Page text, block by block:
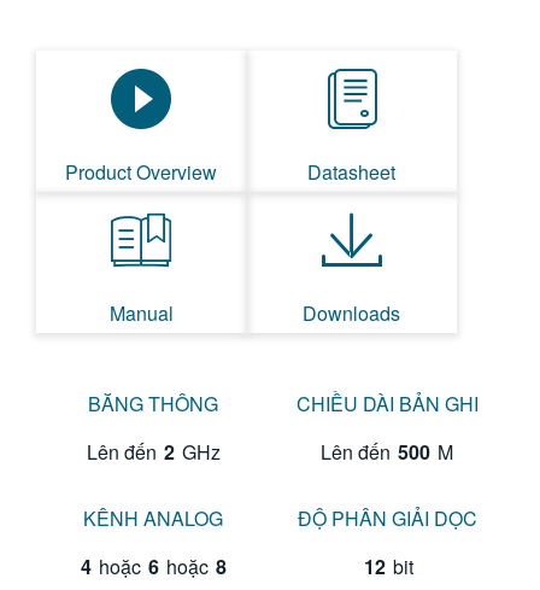
Product Overview Datasheet
Manual Downloads
BĂNG THÔNG
Lên đến 2 GHz
CHIỀU DÀI BẢN GHI
Lên đến 500 M
KÊNH ANALOG
4 hoặc 6 hoặc 8
ĐỘ PHÂN GIẢI DỌC
12 bit